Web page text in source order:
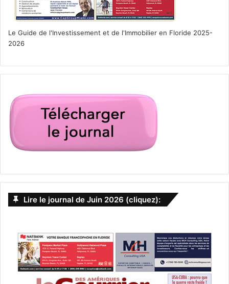
Le Guide de l'Investissement et de l'Immobilier en Floride 2025-
2026
Lire le journal de Juin 2026 (cliquez):